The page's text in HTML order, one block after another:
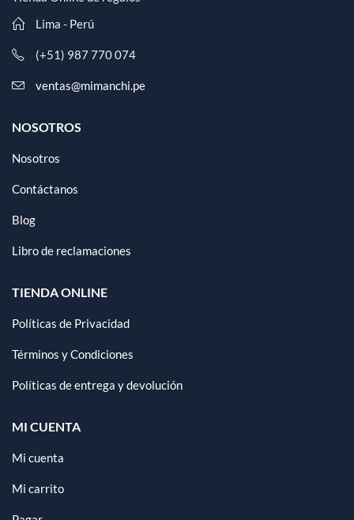
Lima - Perú
(+51) 987 770 074
ventas@mimanchi.pe
NOSOTROS
Nosotros
Contáctanos
Blog
Libro de reclamaciones
TIENDA ONLINE
Políticas de Privacidad
Términos y Condiciones
Políticas de entrega y devolución
MI CUENTA
Mi cuenta
Mi carrito